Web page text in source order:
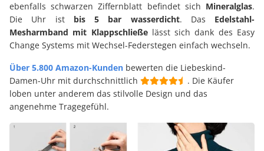
ebenfalls schwarzen Ziffernblatt befindet sich Mineralglas.
Die Uhr ist bis 5 bar wasserdicht. Das Edelstahl-
Mesharmband mit Klappschließelässt sich dank des Easy
Change Systems mit Wechsel-Federstegen einfach wechseln.
Über 5.800 Amazon-Kunden bewerten die Liebeskind-
Damen-Uhr mit durchschnittlich
. Die Käufer
loben unter anderem das stilvolle Design und das
angenehme Tragegefühl.